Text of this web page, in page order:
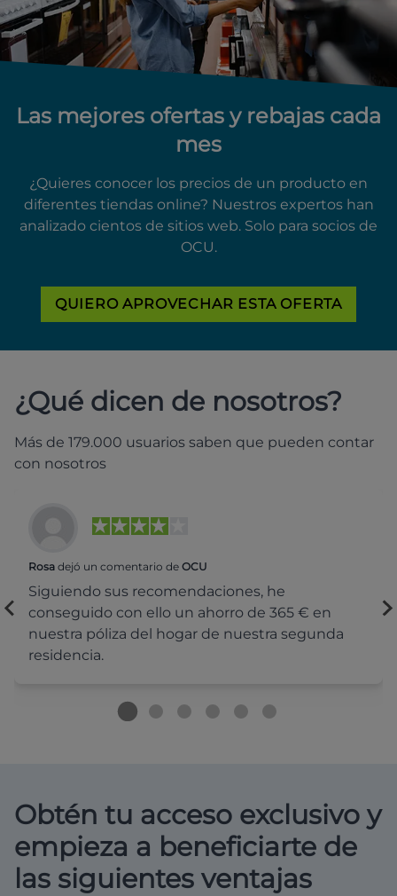
Las mejores ofertas y rebajas cada
mes
¿Quieres conocer los precios de un producto en
diferentes tiendas online? Nuestros expertos han
analizado cientos de sitios web. Solo para socios de
OCU.
QUIERO APROVECHAR ESTA OFERTA
¿Qué dicen de nosotros?
Más de 179.000 usuarios saben que pueden contar
con nosotros
Rosa dejó un comentario de OCU
Siguiendo sus recomendaciones, he
conseguido con ello un ahorro de 365 € en
nuestra póliza del hogar de nuestra segunda
residencia.
Obtén tu acceso exclusivo y
empieza a beneficiarte de
las siguientes ventajas